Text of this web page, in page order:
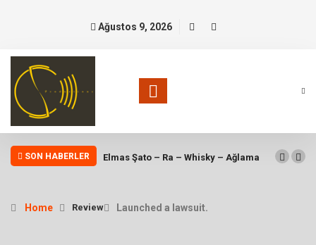
Ağustos 9, 2026
SON HABERLER Elmas Şato – Ra – Whisky – Ağlama
Home Review Launched a lawsuit.